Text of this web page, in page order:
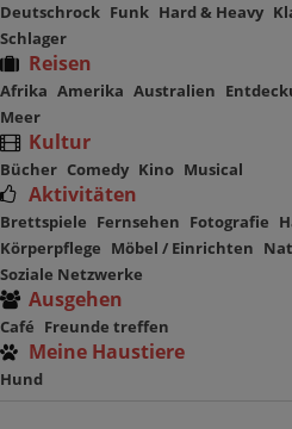
Deutschrock Funk Hard & Heavy
Schlager
Reisen
Afrika Amerika Australien
Meer
Kultur
Bücher Comedy Kino Musical
Aktivitäten
Brettspiele Fernsehen Fotografie
Körperpflege Möbel / Einrichten
Soziale Netzwerke
Ausgehen
Café Freunde treffen
Meine Haustiere
Hund